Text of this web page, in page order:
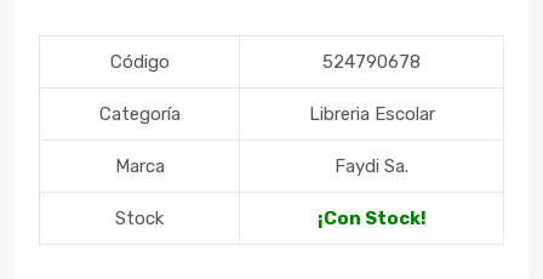
Código 524790678
Categoría Libreria Escolar
Marca Faydi Sa.
Stock ¡Con Stock!